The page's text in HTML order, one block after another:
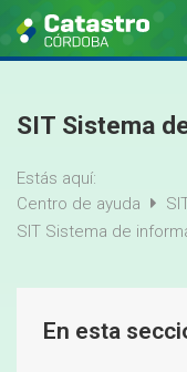
SIT Sistema
Estás aquí:
Centro de ayuda
SIT Sistema de
En esta